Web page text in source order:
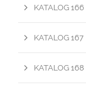
KATALOG 166
KATALOG 167
KATALOG 168